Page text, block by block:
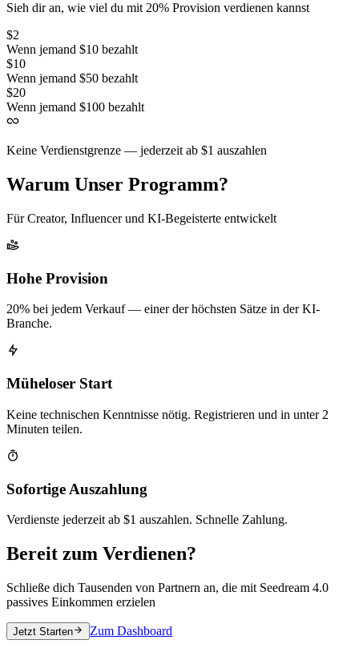
Sieh dir an, wie viel du mit 20% Provision verdienen kannst
$2
Wenn jemand $10 bezahlt
$10
Wenn jemand $50 bezahlt
$20
Wenn jemand $100 bezahlt
Keine Verdienstgrenze — jederzeit ab $1 auszahlen
Warum Unser Programm?
Für Creator, Influencer und KI-Begeisterte entwickelt
Hohe Provision
20% bei jedem Verkauf — einer der höchsten Sätze in der KI-
Branche.
Müheloser Start
Keine technischen Kenntnisse nötig. Registrieren und in unter 2
Minuten teilen.
Sofortige Auszahlung
Verdienste jederzeit ab $1 auszahlen. Schnelle Zahlung.
Bereit zum Verdienen?
Schließe dich Tausenden von Partnern an, die mit Seedream 4.0
passives Einkommen erzielen
Jetzt Starten Zum Dashboard